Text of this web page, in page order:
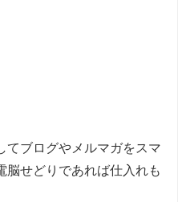
てブログやメルマガをスマ
脳せどりであれば仕入れも